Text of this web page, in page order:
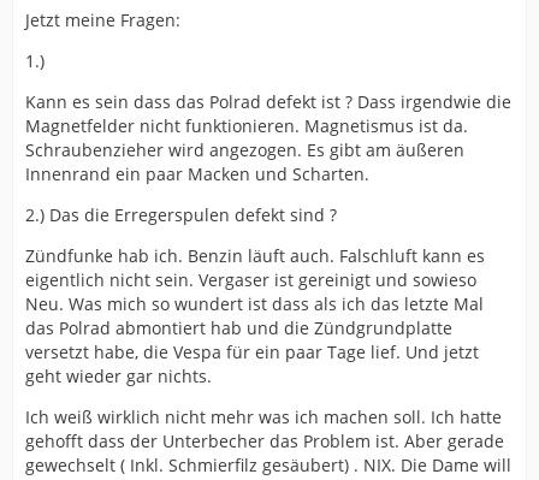
Jetzt meine Fragen:
1.)
Kann es sein dass das Polrad defekt ist ? Dass irgendwie die
Magnetfelder nicht funktionieren. Magnetismus ist da.
Schraubenzieher wird angezogen. Es gibt am äußeren
Innenrand ein paar Macken und Scharten.
2.) Das die Erregerspulen defekt sind ?
Zündfunke hab ich. Benzin läuft auch. Falschluft kann es
eigentlich nicht sein. Vergaser ist gereinigt und sowieso
Neu. Was mich so wundert ist dass als ich das letzte Mal
das Polrad abmontiert hab und die Zündgrundplatte
versetzt habe, die Vespa für ein paar Tage lief. Und jetzt
geht wieder gar nichts.
Ich weiß wirklich nicht mehr was ich machen soll. Ich hatte
gehofft dass der Unterbecher das Problem ist. Aber gerade
gewechselt ( Inkl. Schmierfilz gesäubert) . NIX. Die Dame will